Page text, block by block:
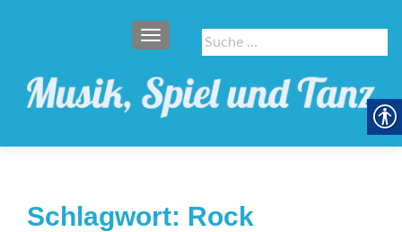
Suche
nach:
SCHALTE NAVIGATION
Schlagwort: Rock